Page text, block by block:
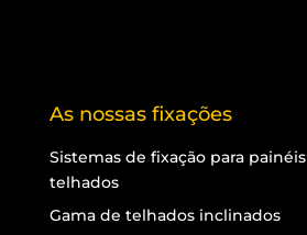
As nossas fixações
Sistemas de fixação para
telhados
Gama de telhados inclinados